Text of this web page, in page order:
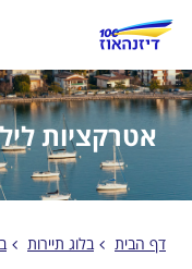
אטרקציות
דף הבית בלוג תיירות